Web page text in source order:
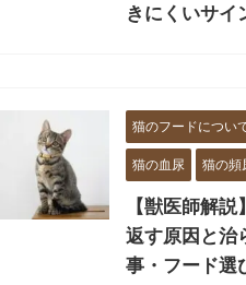
きにくいサイ
猫のフードについ
猫の血尿 猫の頻
【獣医師解
返す原因と治
事・フード選